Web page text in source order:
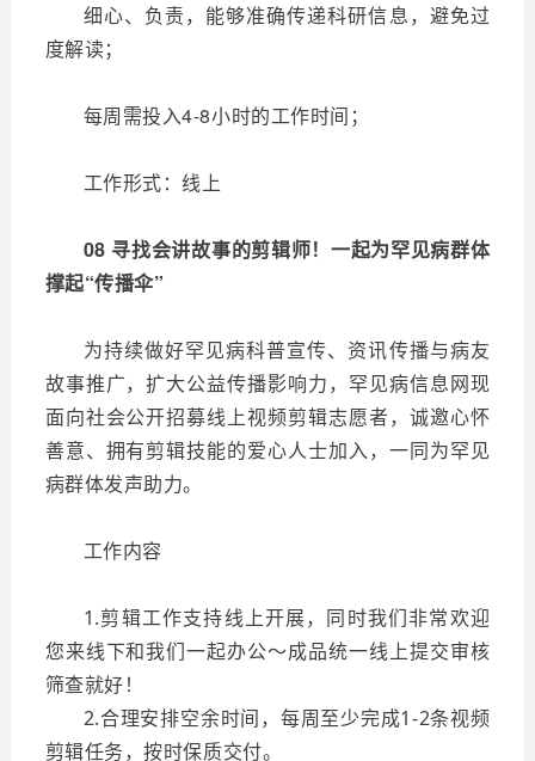
细心、负责，能够准确传递科研信息，避免过
度解读；
每周需投入4-8小时的工作时间；
工作形式：线上
08 寻找会讲故事的剪辑师！一起为罕见病群体
撑起“传播伞”
为持续做好罕见病科普宣传、资讯传播与病友
故事推广，扩大公益传播影响力，罕见病信息网现
面向社会公开招募线上视频剪辑志愿者，诚邀心怀
善意、拥有剪辑技能的爱心人士加入，一同为罕见
病群体发声助力。
工作内容
1.剪辑工作支持线上开展，同时我们非常欢迎
您来线下和我们一起办公～成品统一线上提交审核
筛查就好！
2.合理安排空余时间，每周至少完成1-2条视频
剪辑任务，按时保质交付。